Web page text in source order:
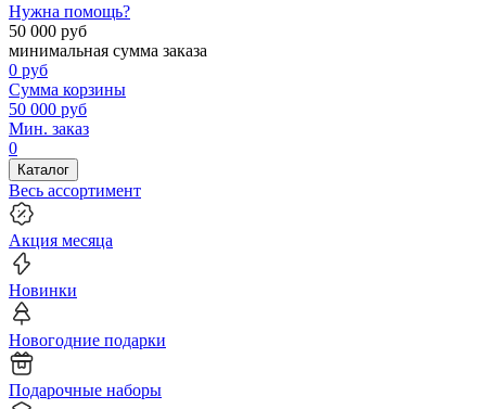
Нужна помощь?
50 000 руб
минимальная сумма заказа
0 руб
Сумма корзины
50 000 руб
Мин. заказ
0
Каталог
Весь ассортимент
Акция месяца
Новинки
Новогодние подарки
Подарочные наборы